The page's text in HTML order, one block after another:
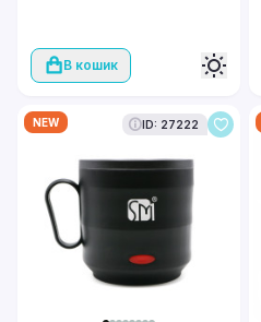
В кошик
NEW ID: 27222